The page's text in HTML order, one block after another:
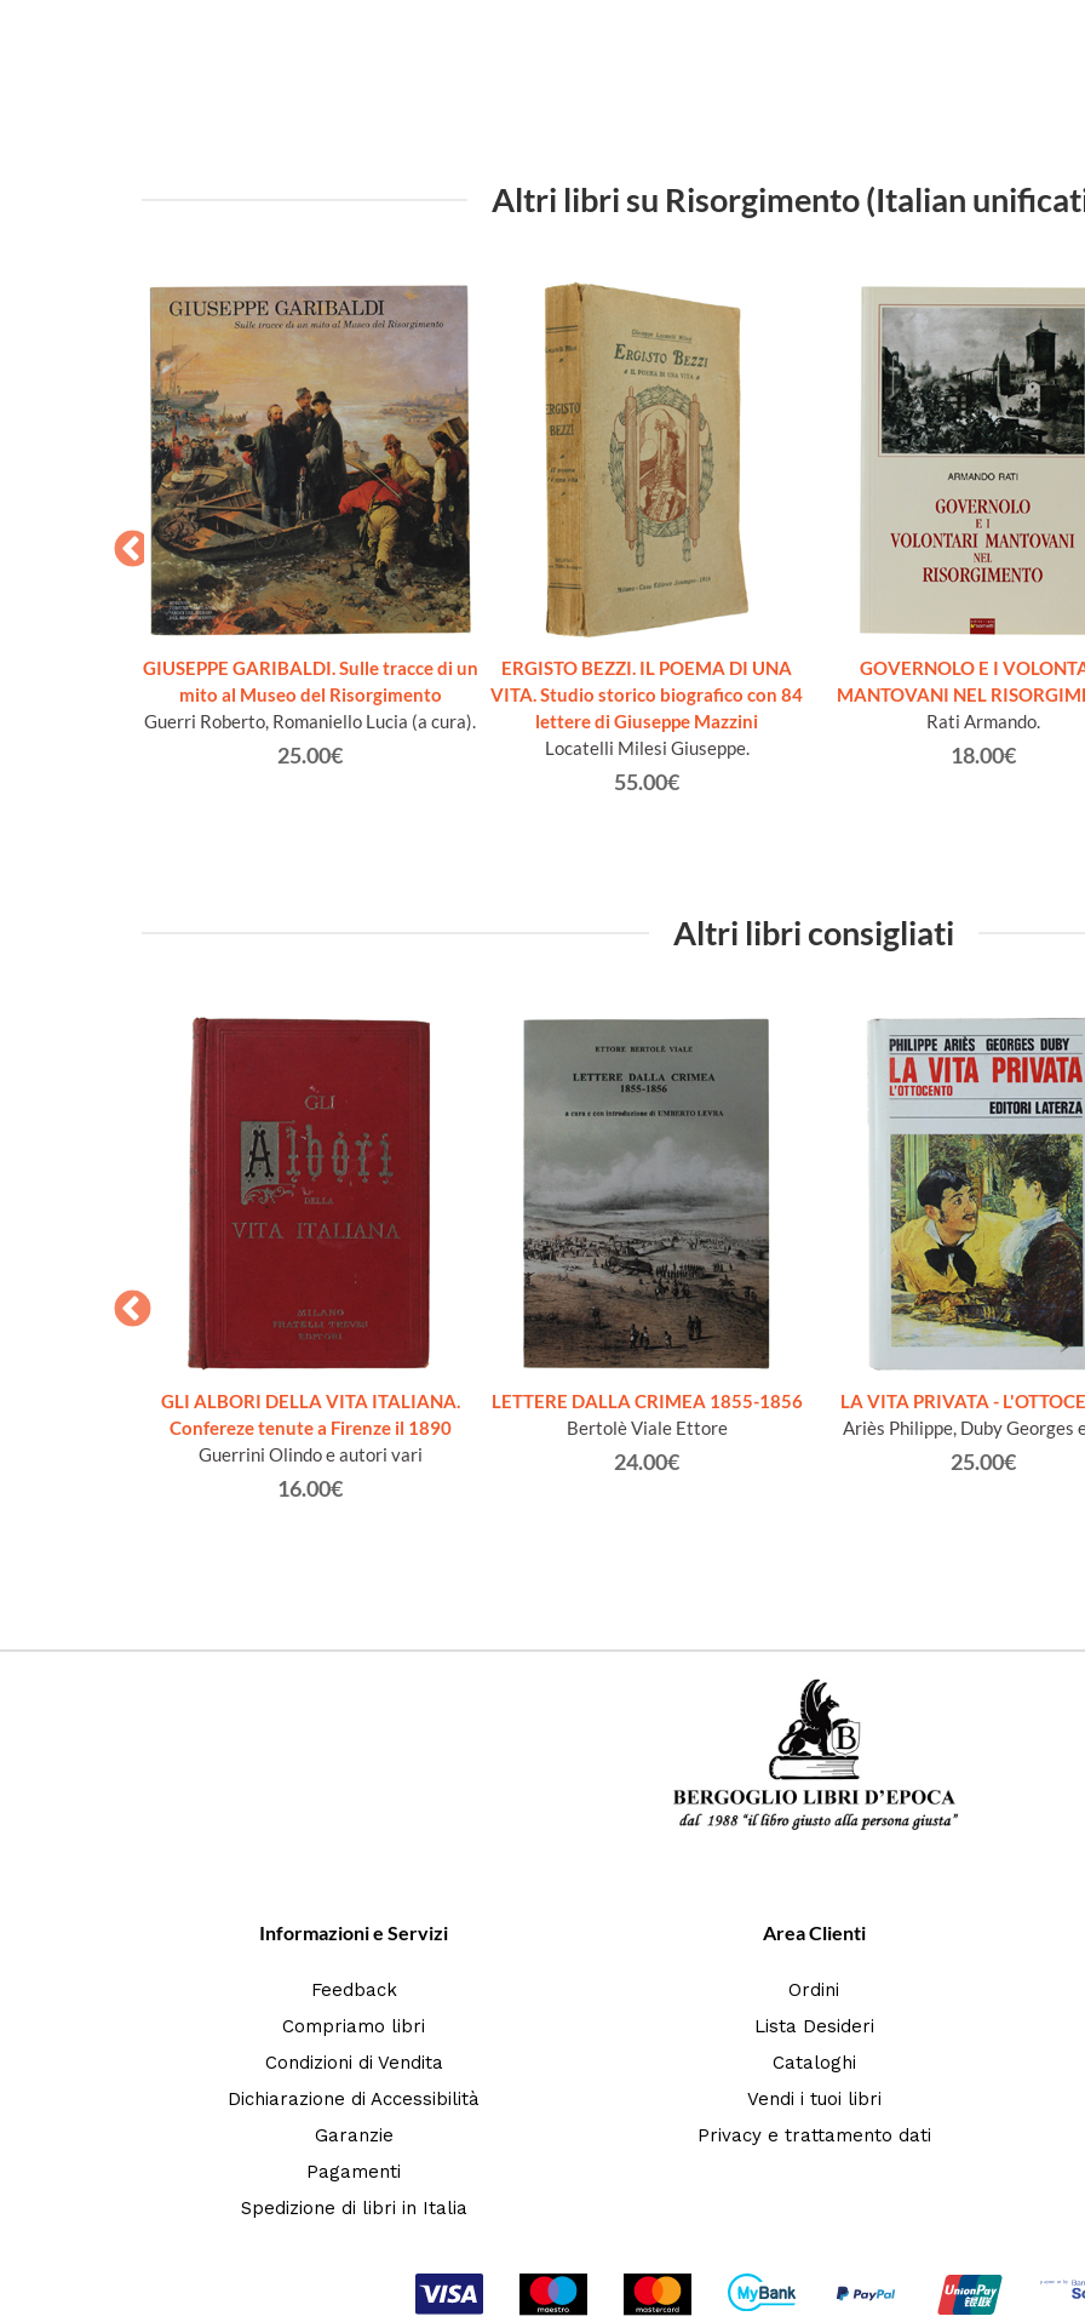
Altri libri su Risorgimento (Italian
GIUSEPPE GARIBALDI. Sulle tracce di un
mito al Museo del Risorgimento
Guerri Roberto, Romaniello Lucia (a cura).
25.00€
ERGISTO BEZZI. IL POEMA DI UNA
VITA. Studio storico biografico con 84
lettere di Giuseppe Mazzini
Locatelli Milesi Giuseppe.
55.00€
GOVERNOLO E I
MANTOVANI NEL
Rati Armando.
18.00€
Altri libri consigliati
GLI ALBORI DELLA VITA ITALIANA.
Confereze tenute a Firenze il 1890
Guerrini Olindo e autori vari
16.00€
LETTERE DALLA CRIMEA 1855-1856
Bertolè Viale Ettore
24.00€
LA VITA PRIVATA -
Ariès Philippe, Duby Georges
25.00€
Informazioni e Servizi
Feedback
Compriamo libri
Condizioni di Vendita
Dichiarazione di Accessibilità
Garanzie
Pagamenti
Spedizione di libri in Italia
Area Clienti
Ordini
Lista Desideri
Cataloghi
Vendi i tuoi libri
Privacy e trattamento dati